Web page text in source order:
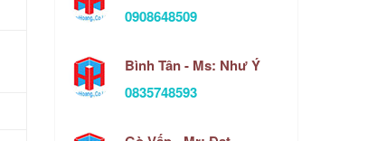
0908648509
Bình Tân - Ms: Như Ý
0835748593